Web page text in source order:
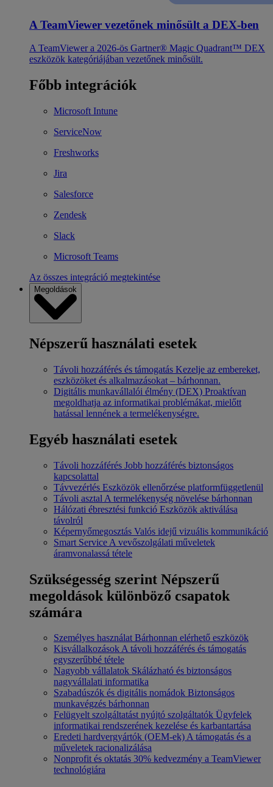
A TeamViewer vezetőnek minősült a DEX-ben
A TeamViewer a 2026-ös Gartner® Magic Quadrant™ DEX
eszközök kategóriájában vezetőnek minősült.
Főbb integrációk
Microsoft Intune
ServiceNow
Freshworks
Jira
Salesforce
Zendesk
Slack
Microsoft Teams
Az összes integráció megtekintése
Megoldások
Népszerű használati esetek
Távoli hozzáférés és támogatás Kezelje az embereket,
eszközöket és alkalmazásokat – bárhonnan.
Digitális munkavállalói élmény (DEX) Proaktívan
megoldhatja az informatikai problémákat, mielőtt
hatással lennének a termelékenységre.
Egyéb használati esetek
Távoli hozzáférés Jobb hozzáférés biztonságos
kapcsolattal
Távvezérlés Eszközök ellenőrzése platformfüggetlenül
Távoli asztal A termelékenység növelése bárhonnan
Hálózati ébresztési funkció Eszközök aktiválása
távolról
Képernyőmegosztás Valós idejű vizuális kommunikáció
Smart Service A vevőszolgálati műveletek
áramvonalassá tétele
Szükségesség szerint Népszerű
megoldások különböző csapatok
számára
Személyes használat Bárhonnan elérhető eszközök
KisvállalkozásokA távoli hozzáférés és támogatás
egyszerűbbé tétele
Nagyobb vállalatok Skálázható és biztonságos
nagyvállalati informatika
Szabadúszók és digitális nomádok Biztonságos
munkavégzés bárhonnan
Felügyelt szolgáltatást nyújtó szolgáltatók Ügyfelek
informatikai rendszerének kezelése és karbantartása
Eredeti hardvergyártók (OEM-ek)A támogatás és a
műveletek racionalizálása
Nonprofit és oktatás 30% kedvezmény a TeamViewer
technológiára